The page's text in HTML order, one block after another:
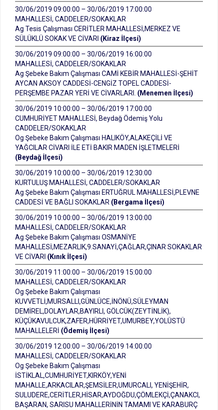
30/06/2019 09:00:00 – 30/06/2019 17:00:00
MAHALLESİ, CADDELER/SOKAKLAR
Ag Tesis Çalışması CERİTLER MAHALLESİ,MERKEZ VE
SÜLÜKLÜ SOKAK VE CİVARI (Kiraz İlçesi)
30/06/2019 09:00:00 – 30/06/2019 16:00:00
MAHALLESİ, CADDELER/SOKAKLAR
Ag Şebeke Bakım Çalışması CAMİ KEBİR MAHALLESİ-ŞEHİT
AYCAN AKSOY CADDESİ-CENGİZ TOPEL CADDESİ-
PERŞEMBE PAZAR YERİ VE CİVARLARI. (Menemen İlçesi)
30/06/2019 10:00:00 – 30/06/2019 17:00:00
CUMHURİYET MAHALLESİ, Beydağ Ödemiş Yolu
CADDELER/SOKAKLAR
Og Şebeke Bakım Çalışması HALIKÖY,ALAKEÇİLİ VE
YAĞCILAR CİVARI İLE ETİ BAKIR MADEN İŞLETMELERİ
(Beydağ İlçesi)
30/06/2019 10:00:00 – 30/06/2019 12:30:00
KURTULUŞ MAHALLESİ, CADDELER/SOKAKLAR
Ag Şebeke Bakım Çalışması ERTUĞRUL MAHALLESİ,PLEVNE
CADDESİ VE BAĞLI SOKAKLAR (Bergama İlçesi)
30/06/2019 10:00:00 – 30/06/2019 13:00:00
MAHALLESİ, CADDELER/SOKAKLAR
Ag Şebeke Bakım Çalışması OSMANİYE
MAHALLESİ,MEZARLIK,9.SANAYİ,ÇAĞLAR,ÇINAR SOKAKLAR
VE CİVARI (Kınık İlçesi)
30/06/2019 11:00:00 – 30/06/2019 15:00:00
MAHALLESİ, CADDELER/SOKAKLAR
Og Şebeke Bakım Çalışması
KUVVETLİ,MURSALLI,GÜNLÜCE,İNÖNÜ,SÜLEYMAN
DEMİREL,DOLAYLAR,BAYIRLI, GÖLCÜK(ZEYTİNLİK),
KÜÇÜKAVULCUK,ZAFER,HÜRRİYET,UMURBEY,YOLÜSTÜ
MAHALLELERİ (Ödemiş İlçesi)
30/06/2019 12:00:00 – 30/06/2019 14:00:00
MAHALLESİ, CADDELER/SOKAKLAR
Og Şebeke Bakım Çalışması
İSTİKLAL,CUMHURİYET,KIRKÖY,YENİ
MAHALLE,ARKACILAR,ŞEMSİLER,UMURCALI, YENİŞEHİR,
SULUDERE,CERİTLER,HİSAR,AYDOĞDU,ÇÖMLEKÇİ,ÇANAKCI,
BAŞARAN, SARISU MAHALLERİNİN TAMAMI VE KARABURÇ